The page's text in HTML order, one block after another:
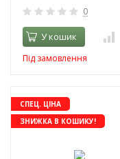
0
У кошик
Під замовлення
СПЕЦ. ЦІНА
ЗНИЖКА В КОШИКУ!